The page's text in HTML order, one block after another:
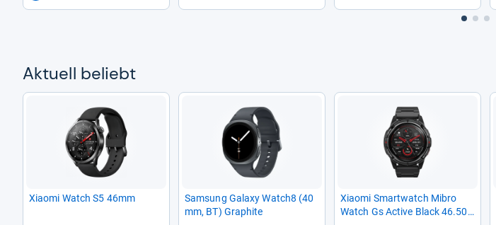
Aktu­ell beliebt
Xiaomi Watch S5 46mm
Sam­sung Galaxy Watch8 (40
mm, BT) Gra­phite
Xiaomi Smart­watch Mibro
Watch Gs Active Black 46.50